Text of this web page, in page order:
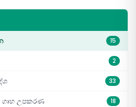
15
2
33
උපකරණ 18